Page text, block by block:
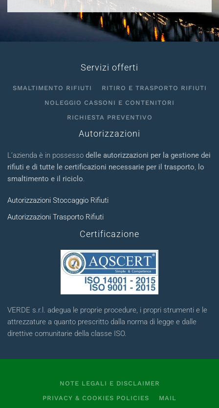
Servizi offerti
SMALTIMENTO RIFIUTI
RITIRO E TRASPORTO RIFIUTI
NOLEGGIO CASSONI E CONTENITORI
RICHIESTA PREVENTIVO
Autorizzazioni
L’azienda è in possesso delle autorizzazioni per la gestione dei
rifiuti e di tutte le certificazioni necessarie per il trasporto, lo
smaltimento e il riciclo.
Autorizzazioni Stoccaggio Rifiuti
Autorizzazioni Trasporto Rifiuti
Certificazione
VERDE s.r.l. adegua le proprie procedure, i propri strumenti e le
attrezzature a quanto prescritto dalla norma di legge e dalle
direttive comunitarie della classe ISO.
NOTE LEGALI E DISCLAIMER
PRIVACY & COOKIES POLICIES
MAIL